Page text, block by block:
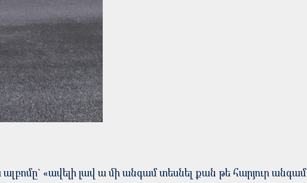
«ավելի լավ ա մի անգամ տեսնել քան թե հարյուր անգամ